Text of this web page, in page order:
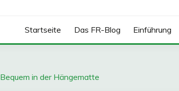
Startseite Das FR-Blog Einführung
Bequem in der Hängematte